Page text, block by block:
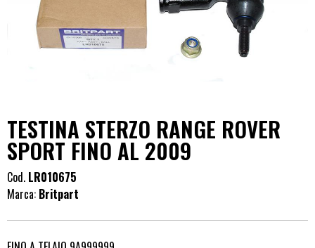
TESTINA STERZO RANGE ROVER
SPORT FINO AL 2009
Cod. LR010675
Marca: Britpart